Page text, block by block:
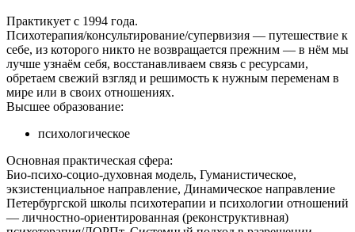
Практикует с 1994 года.
Психотерапия/консультирование/супервизия — путешествие к
себе, из которого никто не возвращается прежним — в нём мы
лучше узнаём себя, восстанавливаем связь с ресурсами,
обретаем свежий взгляд и решимость к нужным переменам в
мире или в своих отношениях.
Высшее образование:
психологическое
Основная практическая сфера:
Био-психо-социо-духовная модель, Гуманистическое,
экзистенциальное направление, Динамическое направление
Петербургской школы психотерапии и психологии отношений
— личностно-ориентированная (реконструктивная)